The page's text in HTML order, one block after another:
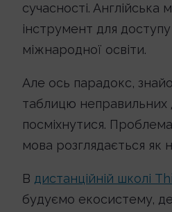
сучасності.
інструмент для
міжнародної освіти.
Але ось парадокс,
таблицю неправильних
посміхнутися.
мова розглядається як
В дистанційній школі
будуємо екосистему,